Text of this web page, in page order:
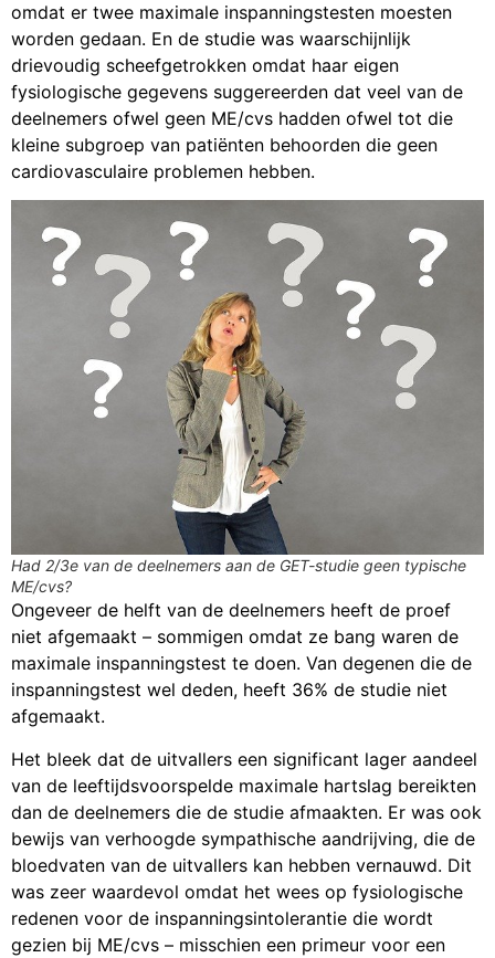
omdat er twee maximale inspanningstesten moesten
worden gedaan. En de studie was waarschijnlijk
drievoudig scheefgetrokken omdat haar eigen
fysiologische gegevens suggereerden dat veel van de
deelnemers ofwel geen ME/cvs hadden ofwel tot die
kleine subgroep van patiënten behoorden die geen
cardiovasculaire problemen hebben.
Had 2/3e van de deelnemers aan de GET-studie geen typische
ME/cvs?
Ongeveer de helft van de deelnemers heeft de proef
niet afgemaakt – sommigen omdat ze bang waren de
maximale inspanningstest te doen. Van degenen die de
inspanningstest wel deden, heeft 36% de studie niet
afgemaakt.
Het bleek dat de uitvallers een significant lager aandeel
van de leeftijdsvoorspelde maximale hartslag bereikten
dan de deelnemers die de studie afmaakten. Er was ook
bewijs van verhoogde sympathische aandrijving, die de
bloedvaten van de uitvallers kan hebben vernauwd. Dit
was zeer waardevol omdat het wees op fysiologische
redenen voor de inspanningsintolerantie die wordt
gezien bij ME/cvs – misschien een primeur voor een